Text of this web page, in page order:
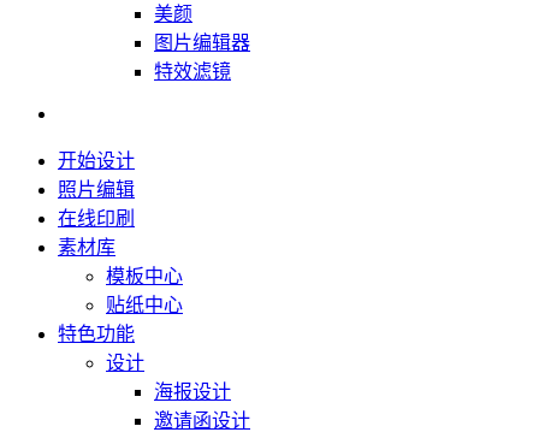
美颜
图片编辑器
特效滤镜
开始设计
照片编辑
在线印刷
素材库
模板中心
贴纸中心
特色功能
设计
海报设计
邀请函设计